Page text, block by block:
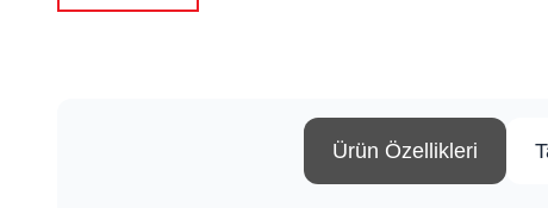
Ürün Özellikleri